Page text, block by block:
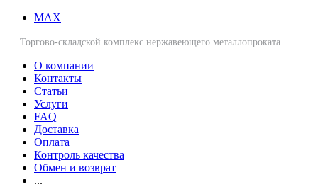
MAX
Торгово-складской комплекс нержавеющего металлопроката
О компании
Контакты
Статьи
Услуги
FAQ
Доставка
Оплата
Контроль качества
Обмен и возврат
...